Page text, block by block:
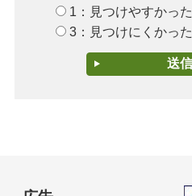
1：見つけやすかった
3：見つけにくかった